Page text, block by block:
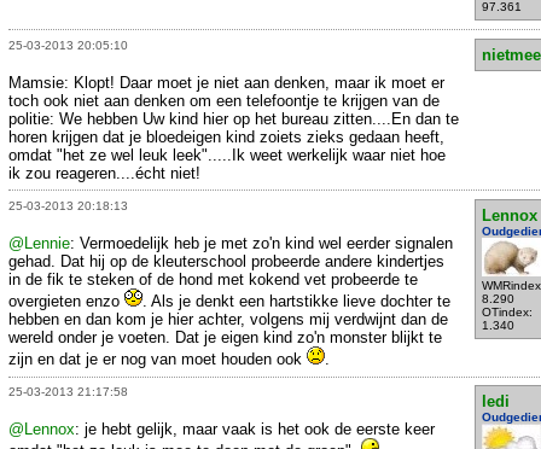
97.361
25-03-2013 20:05:10
Mamsie: Klopt! Daar moet je niet aan denken, maar ik moet er
toch ook niet aan denken om een telefoontje te krijgen van de
politie: We hebben Uw kind hier op het bureau zitten....En dan te
horen krijgen dat je bloedeigen kind zoiets zieks gedaan heeft,
omdat "het ze wel leuk leek".....Ik weet werkelijk waar niet hoe
ik zou reageren....écht niet!
25-03-2013 20:18:13
Lennox
8.290
OTindex:
1.340
@Lennie: Vermoedelijk heb je met zo'n kind wel eerder signalen
gehad. Dat hij op de kleuterschool probeerde andere kindertjes
in de fik te steken of de hond met kokend vet probeerde te
overgieten enzo
. Als je denkt een hartstikke lieve dochter te
hebben en dan kom je hier achter, volgens mij verdwijnt dan de
wereld onder je voeten. Dat je eigen kind zo'n monster blijkt te
zijn en dat je er nog van moet houden ook
.
25-03-2013 21:17:58
ledi
@Lennox: je hebt gelijk, maar vaak is het ook de eerste keer